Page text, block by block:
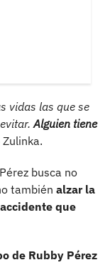
vidas las que se
Alguien tiene
busca no
también alzar la
que
de Rubby Pérez